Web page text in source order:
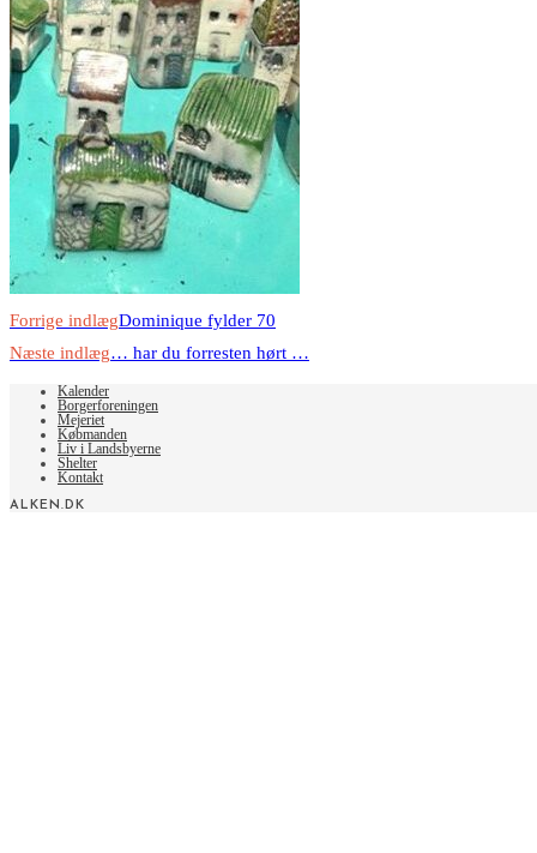
Read
more
articles
Forrige indlægDominique fylder 70
Næste indlæg… har du forresten hørt …
Kalender
Borgerforeningen
Mejeriet
Købmanden
Liv i Landsbyerne
Shelter
Kontakt
ALKEN.DK